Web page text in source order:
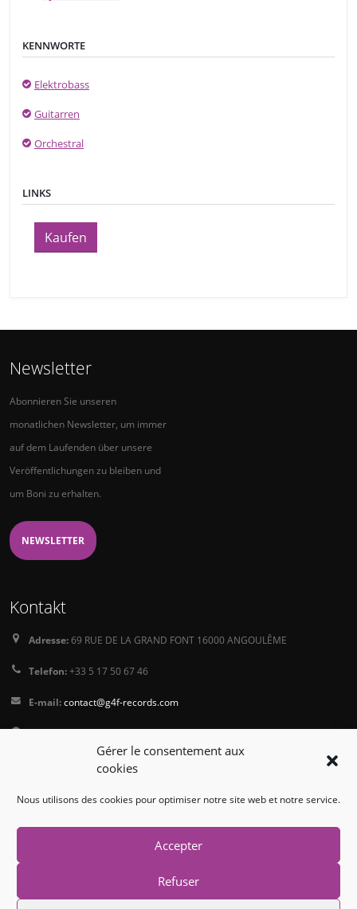
Gérer le consentement aux
cookies
Nous utilisons des cookies pour optimiser notre site web et notre service.
Accepter
Refuser
KENNWORTE
Elektrobass
Guitarren
Orchestral
LINKS
Kaufen
Newsletter
Abonnieren Sie unseren
monatlichen Newsletter, um immer
auf dem Laufenden über unsere
Veröffentlichungen zu bleiben und
um Boni zu erhalten.
NEWSLETTER
Kontakt
Adresse:69 RUE DE LA GRAND FONT 16000 ANGOULÊME
Telefon:+33 5 17 50 67 46
E-mail:contact@g4f-records.com
PressKit
Terms and Conditions of Sale
Folgen Sie uns